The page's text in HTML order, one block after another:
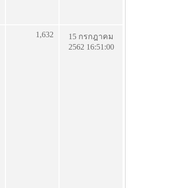
1,632
15 กรกฎาคม
2562 16:51:00